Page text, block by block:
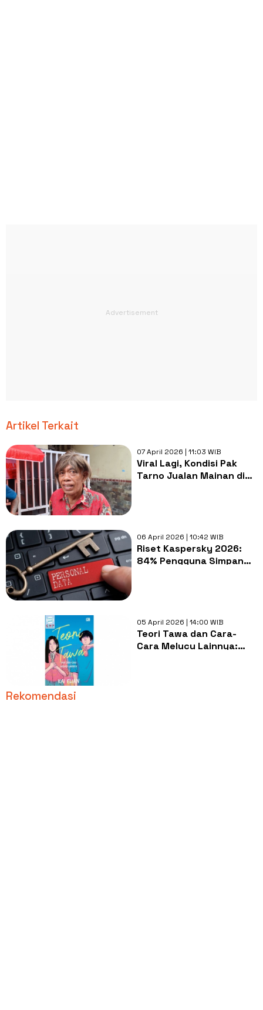
Artikel Terkait
07 April 2026 | 11:03 WIB
Viral Lagi, Kondisi Pak
Tarno Jualan Mainan di
06 April 2026 | 10:42 WIB
Riset Kaspersky 2026:
84% Pengguna Simpan
05 April 2026 | 14:00 WIB
Teori Tawa dan Cara-
Cara Melucu Lainnya:
Rekomendasi